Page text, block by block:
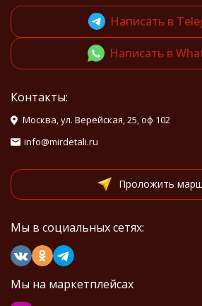
Написать в
Написать в
Контакты:
Москва, ул. Верейская, 25, оф 102
info@mirdetali.ru
Проложить
Мы в социальных сетях:
Мы на маркетплейсах